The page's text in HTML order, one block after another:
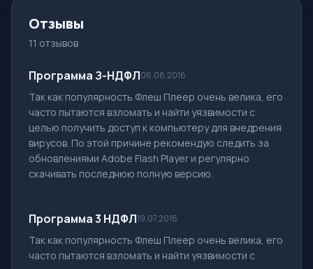
Отзывы
11 отзывов
Программа З-НДФЛ06.08.2016
Так как популярность Флеш Плеер очень велика, его
часто пытаются взломать и найти уязвимости с
целью получить доступ к компьютеру для внедрения
вирусов. По этой причине рекомендую следить за
обновлениями Adobe Flash Player и регулярно
скачивать последнюю полную версию.
Программа 3 НДФЛ19.07.2016
Так как популярность Флеш Плеер очень велика, его
часто пытаются взломать и найти уязвимости с